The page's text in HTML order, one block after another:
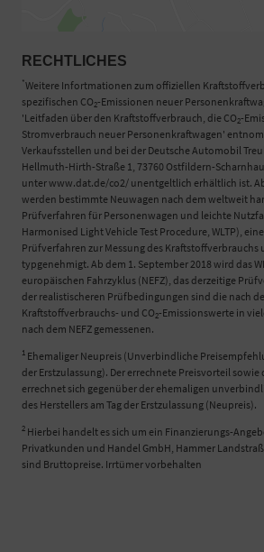
RECHTLICHES
*Weitere Infortmationen zum offiziellen
spezifischen CO2-Emissionen neuer
'Leitfaden über den Kraftstoffverbrauch, die CO2-
Stromverbrauch neuer Personenkraftwagen'
Verkaufsstellen und bei der Deutsche Automobil
Hellmuth-Hirth-Straße 1, 73760 Ostfildern-
unter www.dat.de/co2/ unentgeltlich erhältlich ist.
werden bestimmte Neuwagen nach dem weltweit
Prüfverfahren für Personenwagen und leichte
Harmonised Light Vehicle Test Procedure, WLTP),
Prüfverfahren zur Messung des Kraftstoffverbrauchs
typgenehmigt. Ab dem 1. September 2018 wird das
europäischen Fahrzyklus (NEFZ), das derzeitige
der realistischeren Prüfbedingungen sind die nach
Kraftstoffverbrauchs- und CO2-Emissionswerte in
nach dem NEFZ gemessenen.
1 Ehemaliger Neupreis (Unverbindliche
der Erstzulassung). Der errechnete Preisvorteil sowie
errechnet sich gegenüber der ehemaligen
des Herstellers am Tag der Erstzulassung (Neupreis).
2 Hierbei handelt es sich um ein Finanzierungs-
Privatkunden und Handel GmbH, Hammer
sind Bruttopreise. Irrtümer vorbehalten